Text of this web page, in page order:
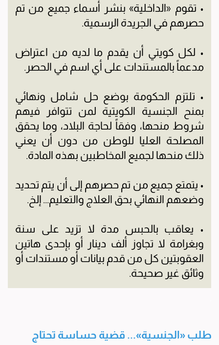
• تقوم «الداخلية» بنشر أسماء جميع من تم
حصرهم في الجريدة الرسمية.
• لكل كويتي أن يقدم ما لديه من اعتراض
مدعماً بالمستندات على أي اسم في الحصر.
• تلتزم الحكومة بوضع حل شامل ونهائي
بمنح الجنسية الكويتية لمن تتوافر فيهم
شروط منحها، وفقاً لحاجة البلاد، وما يحقق
المصلحة العليا للوطن من دون أن يعني
ذلك منحها لجميع المخاطبين بهذه المادة.
• يتمتع جميع من تم حصرهم إلى أن يتم تحديد
وضعهم النهائي بحق العلاج والتعليم... إلخ.
• يعاقب بالحبس مدة لا تزيد على سنة
وبغرامة لا تجاوز ألف دينار أو بإحدى هاتين
العقوبتين كل من قدم بيانات أو مستندات أو
وثائق غير صحيحة.
طلب «الجنسية»... قضية حساسة تحتاج